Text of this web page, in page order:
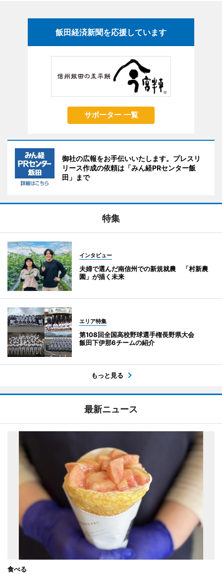
飯田経済新聞を応援しています
サポーター 一覧
御社の広報をお手伝いいたします。プレスリ
リース作成の依頼は「みん経PRセンター飯
田」まで
特集
インタビュー
夫婦で選んだ南信州での新規就農 「村新農
園」が描く未来
エリア特集
第108回全国高校野球選手権長野県大会
飯田下伊那6チームの紹介
もっと見る
最新ニュース
食べる